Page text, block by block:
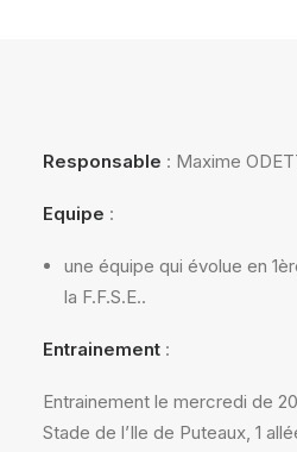
Responsable : Maxime
Equipe :
une équipe qui évolue en
la F.F.S.E..
Entrainement :
Entrainement le mercredi de
Stade de l’Ile de Puteaux, 1